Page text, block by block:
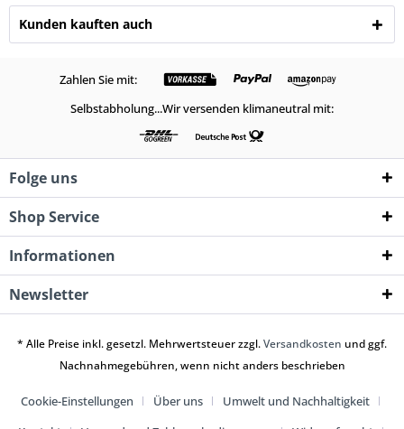
Kunden kauften auch
Zahlen Sie mit:
Selbstabholung...Wir versenden klimaneutral mit:
Folge uns
Shop Service
Informationen
Newsletter
* Alle Preise inkl. gesetzl. Mehrwertsteuer zzgl.Versandkosten und ggf.
Nachnahmegebühren, wenn nicht anders beschrieben
Cookie-Einstellungen Über uns
Umwelt und Nachhaltigkeit